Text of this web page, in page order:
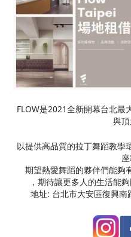
FLOW是2021全新開幕台北最
與
以提供高品質的拉丁舞蹈教學
期望熱愛舞蹈的夥伴們能夠
，期待讓更多人的生活能
地址: 台北市大安區復興